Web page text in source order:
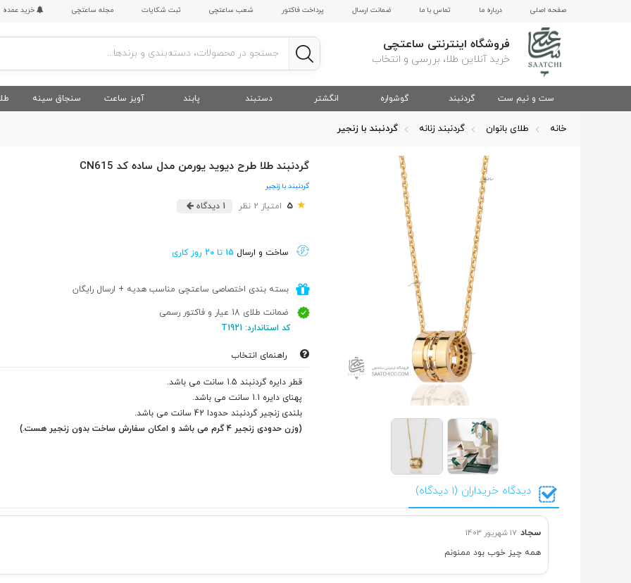
صفحه اصلی درباره ما تماس با ما ضمانت ارسال پرداخت فاکتور شعب ساعتچی ثبت شکایات مجله ساعتچی خرید عمده
فروشگاه اینترنتی ساعتچی
خرید آنلاین طلا، بررسی و انتخاب
ست و نیم ست گردنبند گوشواره انگشتر دستبند پابند آویز ساعت سنجاق سینه
خانه طلای بانوان گردنبند زنانه گردنبند با زنجیر
گردنبند طلا طرح دیوید یورمن مدل ساده کد CN615
گردنبند با زنجیر
★
5 امتیاز 2 نظر 1 دیدگاه
ساخت و ارسال 15 تا 20 روز کاری
بسته بندی اختصاصی ساعتچی مناسب هدیه + ارسال رایگان
ضمانت طلای 18 عیار و فاکتور رسمی
کد استاندارد: T1921
راهنمای انتخاب
قطر دایره گردنبند 1.5 سانت می باشد.
پهنای دایره 1.1 سانت می باشد.
بلندی زنجیر گردنبند حدودا 42 سانت می باشد.
(وزن حدودی زنجیر 4 گرم می باشد و امکان سفارش ساخت بدون زنجیر هست.)
دیدگاه خریداران (1 دیدگاه)
سجاد 17 شهریور 1403
همه چیز خوب بود ممنونم